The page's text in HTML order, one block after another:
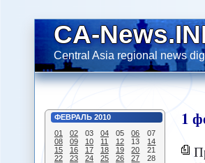
CA-
Central Asia regional news
ФЕВРАЛЬ 2010
01
02 03 04 05 06
07
08
09 10 11 12 13
14
15
16 17 18 19 20
21
22
23 24 25 26 27 28
1